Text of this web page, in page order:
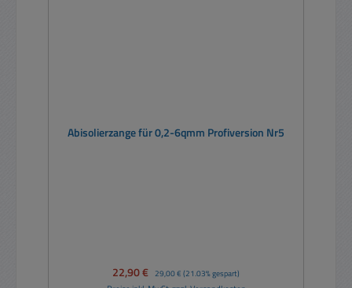
Abisolierzange für 0,2-6qmm Profiversion Nr5
Verkaufspreis:
22,90 € Regulärer Preis:
29,00 € (21.03% gespart)